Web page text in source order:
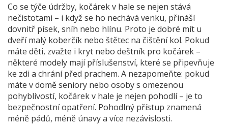
Co se týče údržby, kočárek v hale se nejen stává
nečistotami – i když se ho nechává venku, přináší
dovnitř písek, sníh nebo hlínu. Proto je dobré mít u
dveří malý koberčík nebo štětec na čištění kol. Pokud
máte děti, zvažte i kryt nebo deštník pro kočárek –
některé modely mají příslušenství, které se připevňuje
ke zdi a chrání před prachem. A nezapomeňte: pokud
máte v domě seniory nebo osoby s omezenou
pohyblivostí, kočárek v hale je nejen pohodlí – je to
bezpečnostní opatření. Pohodlný přístup znamená
méně pádů, méně únavy a více nezávislosti.